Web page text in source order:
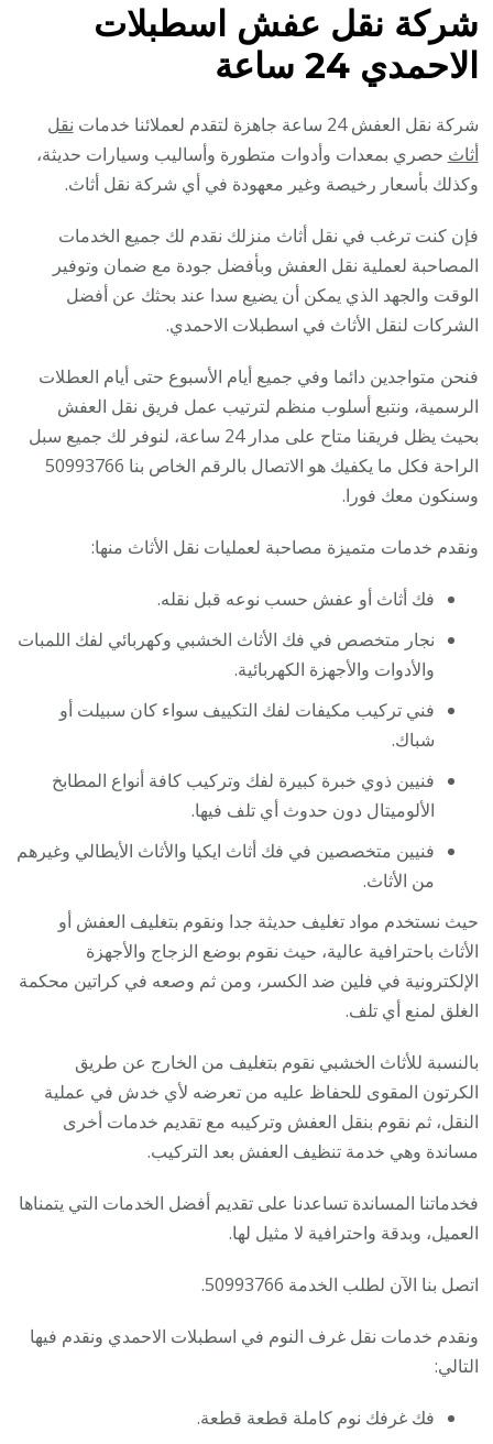
شركة نقل عفش اسطبلات
الاحمدي 24 ساعة
شركة نقل العفش 24 ساعة جاهزة لتقدم لعملائنا خدمات
نقل
أثاث حصري بمعدات وأدوات متطورة وأساليب وسيارات حديثة،
وكذلك بأسعار رخيصة وغير معهودة في أي شركة نقل أثاث.
فإن كنت ترغب في نقل أثاث منزلك نقدم لك جميع الخدمات
المصاحبة لعملية نقل العفش وبأفضل جودة مع ضمان وتوفير
الوقت والجهد الذي يمكن أن يضيع سدا عند بحثك عن أفضل
الشركات لنقل الأثاث في اسطبلات الاحمدي.
فنحن متواجدين دائما وفي جميع أيام الأسبوع حتى أيام العطلات
الرسمية، ونتبع أسلوب منظم لترتيب عمل فريق نقل العفش
بحيث يظل فريقنا متاح على مدار 24 ساعة، لنوفر لك جميع سبل
الراحة فكل ما يكفيك هو الاتصال بالرقم الخاص بنا 50993766
وسنكون معك فورا.
ونقدم خدمات متميزة مصاحبة لعمليات نقل الأثاث منها:
فك أثاث أو عفش حسب نوعه قبل نقله.
نجار متخصص في فك الأثاث الخشبي وكهربائي لفك اللمبات
والأدوات والأجهزة الكهربائية.
فني تركيب مكيفات لفك التكييف سواء كان سبيلت أو
شباك.
فنيين ذوي خبرة كبيرة لفك وتركيب كافة أنواع المطابخ
الألوميتال دون حدوث أي تلف فيها.
فنيين متخصصين في فك أثاث ايكيا والأثاث الأيطالي وغيرهم
من الأثاث.
حيث نستخدم مواد تغليف حديثة جدا ونقوم بتغليف العفش أو
الأثاث باحترافية عالية، حيث نقوم بوضع الزجاج والأجهزة
الإلكترونية في فلين ضد الكسر، ومن ثم وصعه في كراتين محكمة
الغلق لمنع أي تلف.
بالنسبة للأثاث الخشبي نقوم بتغليف من الخارج عن طريق
الكرتون المقوى للحفاظ عليه من تعرضه لأي خدش في عملية
النقل، ثم نقوم بنقل العفش وتركيبه مع تقديم خدمات أخرى
مساندة وهي خدمة تنظيف العفش بعد التركيب.
فخدماتنا المساندة تساعدنا على تقديم أفضل الخدمات التي يتمناها
العميل، وبدقة واحترافية لا مثيل لها.
اتصل بنا الآن لطلب الخدمة 50993766.
ونقدم خدمات نقل غرف النوم في اسطبلات الاحمدي ونقدم فيها
التالي:
فك غرفك نوم كاملة قطعة قطعة.